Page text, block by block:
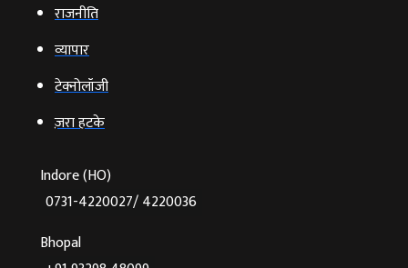
राजनीति
व्‍यापार
टेक्‍नोलॉजी
ज़रा हटके
Indore (HO)
0731-4220027/ 4220036
Bhopal